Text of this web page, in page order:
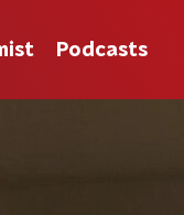
Podcasts